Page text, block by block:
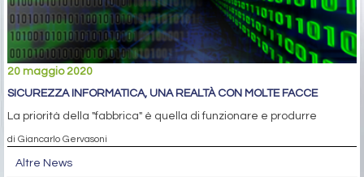
20 maggio 2020
SICUREZZA INFORMATICA, UNA REALTÀ CON MOLTE FACCE
La priorità della "fabbrica" è quella di funzionare e produrre
di Giancarlo Gervasoni
Altre News